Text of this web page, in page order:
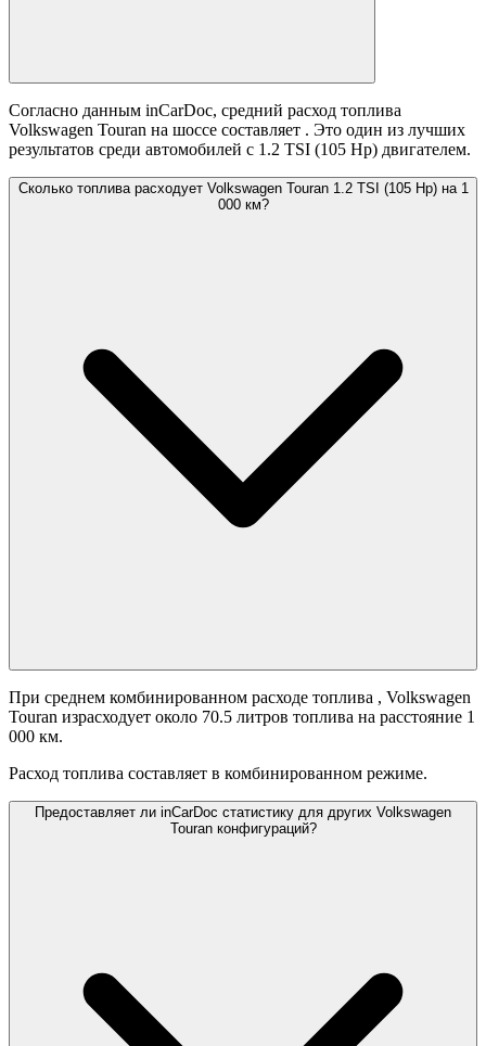
Согласно данным inCarDoc, средний расход топлива
Volkswagen Touran на шоссе составляет . Это один из лучших
результатов среди автомобилей с 1.2 TSI (105 Hp) двигателем.
Сколько топлива расходует Volkswagen Touran 1.2 TSI (105 Hp) на 1
000 км?
При среднем комбинированном расходе топлива , Volkswagen
Touran израсходует около 70.5 литров топлива на расстояние 1
000 км.
Расход топлива составляет в комбинированном режиме.
Предоставляет ли inCarDoc статистику для других Volkswagen
Touran конфигураций?